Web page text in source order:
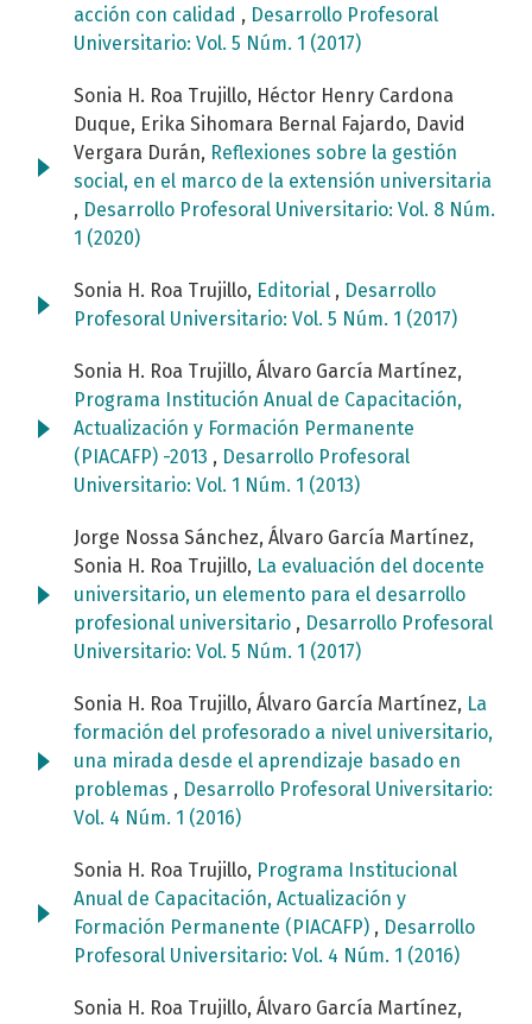
acción con calidad , Desarrollo Profesoral
Universitario: Vol. 5 Núm. 1 (2017)
Sonia H. Roa Trujillo, Héctor Henry Cardona
Duque, Erika Sihomara Bernal Fajardo, David
Vergara Durán, Reflexiones sobre la gestión
social, en el marco de la extensión universitaria
, Desarrollo Profesoral Universitario: Vol. 8 Núm.
1 (2020)
Sonia H. Roa Trujillo, Editorial , Desarrollo
Profesoral Universitario: Vol. 5 Núm. 1 (2017)
Sonia H. Roa Trujillo, Álvaro García Martínez,
Programa Institución Anual de Capacitación,
Actualización y Formación Permanente
(PIACAFP) -2013 , Desarrollo Profesoral
Universitario: Vol. 1 Núm. 1 (2013)
Jorge Nossa Sánchez, Álvaro García Martínez,
Sonia H. Roa Trujillo, La evaluación del docente
universitario, un elemento para el desarrollo
profesional universitario , Desarrollo Profesoral
Universitario: Vol. 5 Núm. 1 (2017)
Sonia H. Roa Trujillo, Álvaro García Martínez, La
formación del profesorado a nivel universitario,
una mirada desde el aprendizaje basado en
problemas , Desarrollo Profesoral Universitario:
Vol. 4 Núm. 1 (2016)
Sonia H. Roa Trujillo, Programa Institucional
Anual de Capacitación, Actualización y
Formación Permanente (PIACAFP) , Desarrollo
Profesoral Universitario: Vol. 4 Núm. 1 (2016)
Sonia H. Roa Trujillo, Álvaro García Martínez,